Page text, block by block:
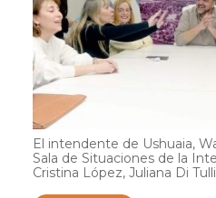
El intendente de Ushuaia,
Sala de Situaciones de la
Cristina López, Juliana Di